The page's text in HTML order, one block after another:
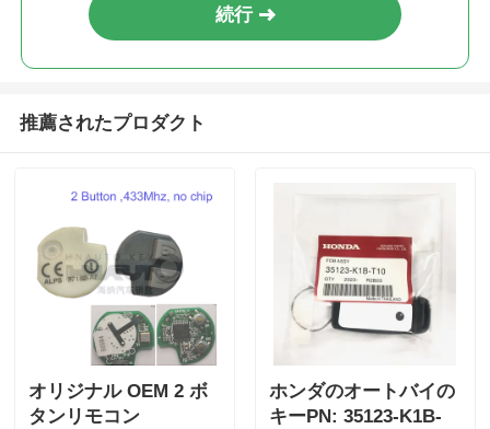
続行
推薦されたプロダクト
オリジナル OEM 2 ボ
タンリモコン
ホンダのオートバイの
キーPN: 35123-K1B-